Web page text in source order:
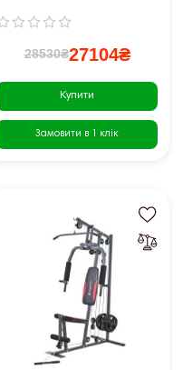
28530₴27104₴
Купити
Замовити в 1 клік